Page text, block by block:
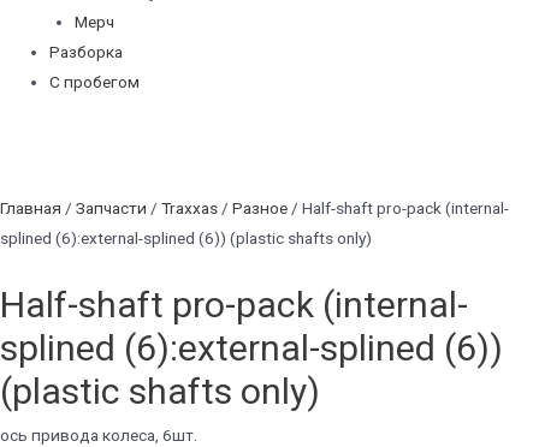
Мерч
Разборка
С пробегом
Главная / Запчасти / Traxxas / Разное / Half-shaft pro-pack (internal-
splined (6):external-splined (6)) (plastic shafts only)
Half-shaft pro-pack (internal-
splined (6):external-splined (6))
(plastic shafts only)
ось привода колеса, 6шт.